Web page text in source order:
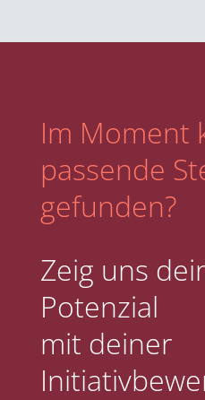
Im Moment
passende
gefunden?
Zeig uns
Potenzial
mit deiner